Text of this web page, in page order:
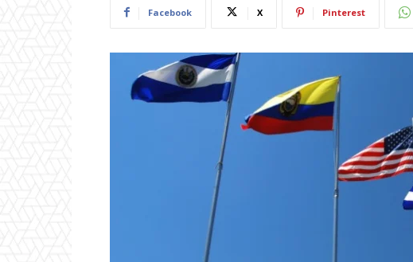
Facebook X Pinterest